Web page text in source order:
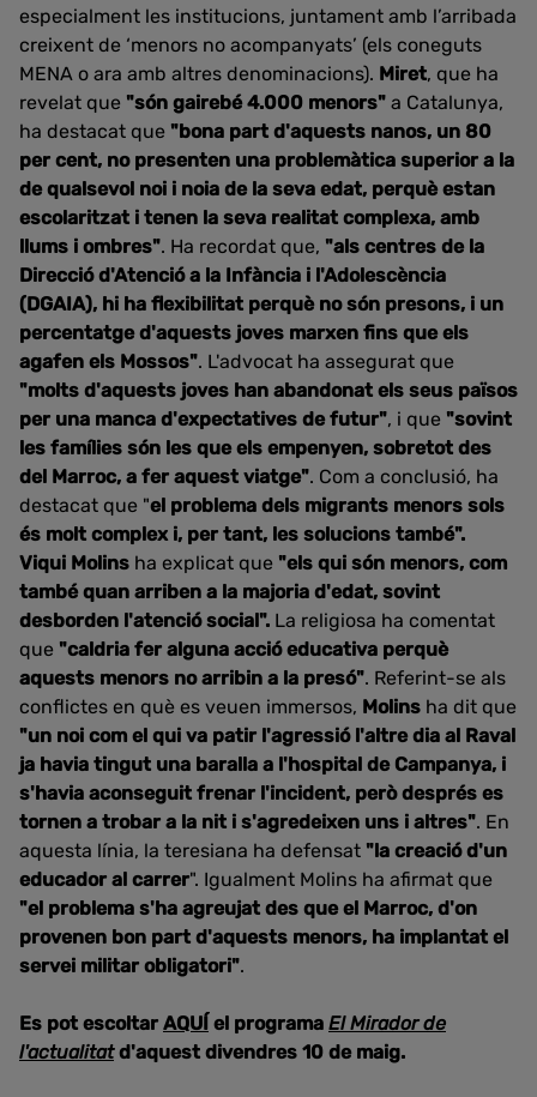
especialment les institucions, juntament amb l’arribada
creixent de ‘menors no acompanyats’ (els coneguts
MENA o ara amb altres denominacions). Miret, que ha
revelat que "són gairebé 4.000 menors" a Catalunya,
ha destacat que "bona part d'aquests nanos, un 80
per cent, no presenten una problemàtica superior a la
de qualsevol noi i noia de la seva edat, perquè estan
escolaritzat i tenen la seva realitat complexa, amb
llums i ombres". Ha recordat que, "als centres de la
Direcció d'Atenció a la Infància i l'Adolescència
(DGAIA), hi ha flexibilitat perquè no són presons, i un
percentatge d'aquests joves marxen fins que els
agafen els Mossos". L'advocat ha assegurat que
"molts d'aquests joves han abandonat els seus països
per una manca d'expectatives de futur", i que "sovint
les famílies són les que els empenyen, sobretot des
del Marroc, a fer aquest viatge". Com a conclusió, ha
destacat que "el problema dels migrants menors sols
és molt complex i, per tant, les solucions també".
Viqui Molins ha explicat que "els qui són menors, com
també quan arriben a la majoria d'edat, sovint
desborden l'atenció social". La religiosa ha comentat
que "caldria fer alguna acció educativa perquè
aquests menors no arribin a la presó". Referint-se als
conflictes en què es veuen immersos, Molins ha dit que
"un noi com el qui va patir l'agressió l'altre dia al Raval
ja havia tingut una baralla a l'hospital de Campanya, i
s'havia aconseguit frenar l'incident, però després es
tornen a trobar a la nit i s'agredeixen uns i altres". En
aquesta línia, la teresiana ha defensat "la creació d'un
educador al carrer". Igualment Molins ha afirmat que
"el problema s'ha agreujat des que el Marroc, d'on
provenen bon part d'aquests menors, ha implantat el
servei militar obligatori".
Es pot escoltar AQUÍ el programa El Mirador de
l'actualitatd'aquest divendres 10 de maig.